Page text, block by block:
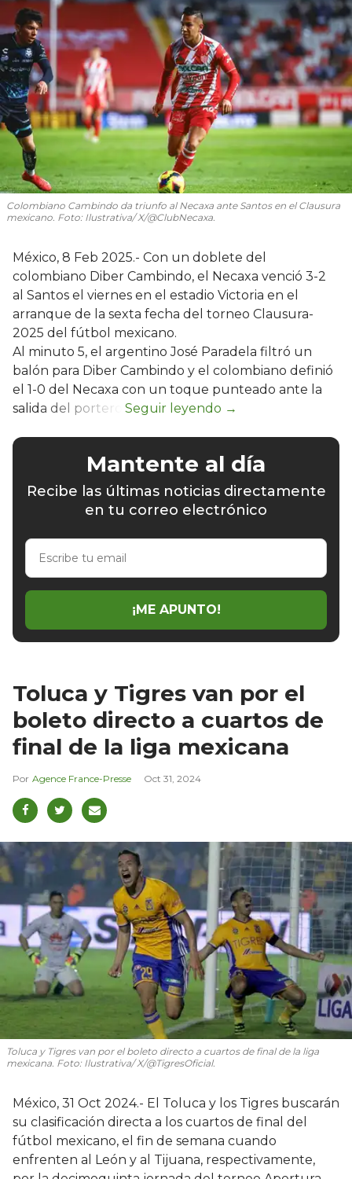
Colombiano Cambindo da triunfo al Necaxa ante Santos en el Clausura
mexicano. Foto: Ilustrativa/ X/@ClubNecaxa.
México, 8 Feb 2025.- Con un doblete del
colombiano Diber Cambindo, el Necaxa venció 3-2
al Santos el viernes en el estadio Victoria en el
arranque de la sexta fecha del torneo Clausura-
2025 del fútbol mexicano.
Al minuto 5, el argentino José Paradela filtró un
balón para Diber Cambindo y el colombiano definió
el 1-0 del Necaxa con un toque punteado ante la
salida del portero.
Mantente al día
Recibe las últimas noticias directamente
en tu correo electrónico
Escribe
email
¡ME APUNTO!
Toluca y Tigres van por el
boleto directo a cuartos de
final de la liga mexicana
Agence France-Presse Oct 31, 2024
Toluca y Tigres van por el boleto directo a cuartos de final de la liga
mexicana. Foto: Ilustrativa/ X/@TigresOficial.
México, 31 Oct 2024.- El Toluca y los Tigres buscarán
su clasificación directa a los cuartos de final del
fútbol mexicano, el fin de semana cuando
enfrenten al León y al Tijuana, respectivamente,